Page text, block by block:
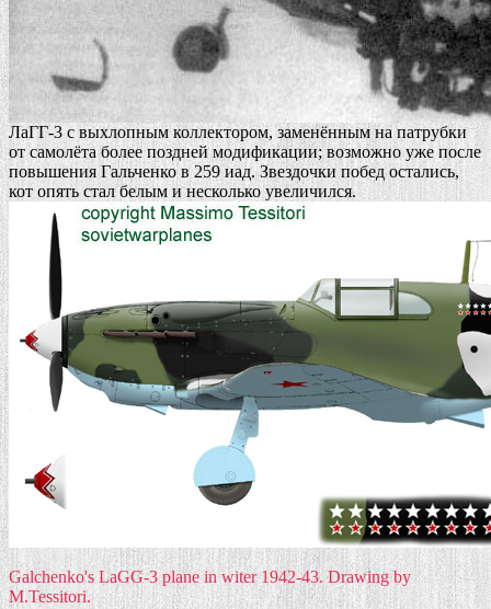
ЛаГГ-3 c выхлопным коллектором, заменённым на патрубки
от самолёта более поздней модификации; возможно уже после
повышения Гальченко в 259 иад. Звездочки побед остались,
кот опять стал белым и несколько увеличился.
Galchenko's LaGG-3 plane in witer 1942-43. Drawing by
M.Tessitori.